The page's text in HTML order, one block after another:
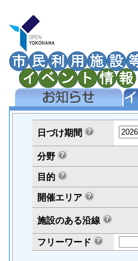
日づけ期間
分野
目的
開催エリア
施設のある沿線
フリーワード